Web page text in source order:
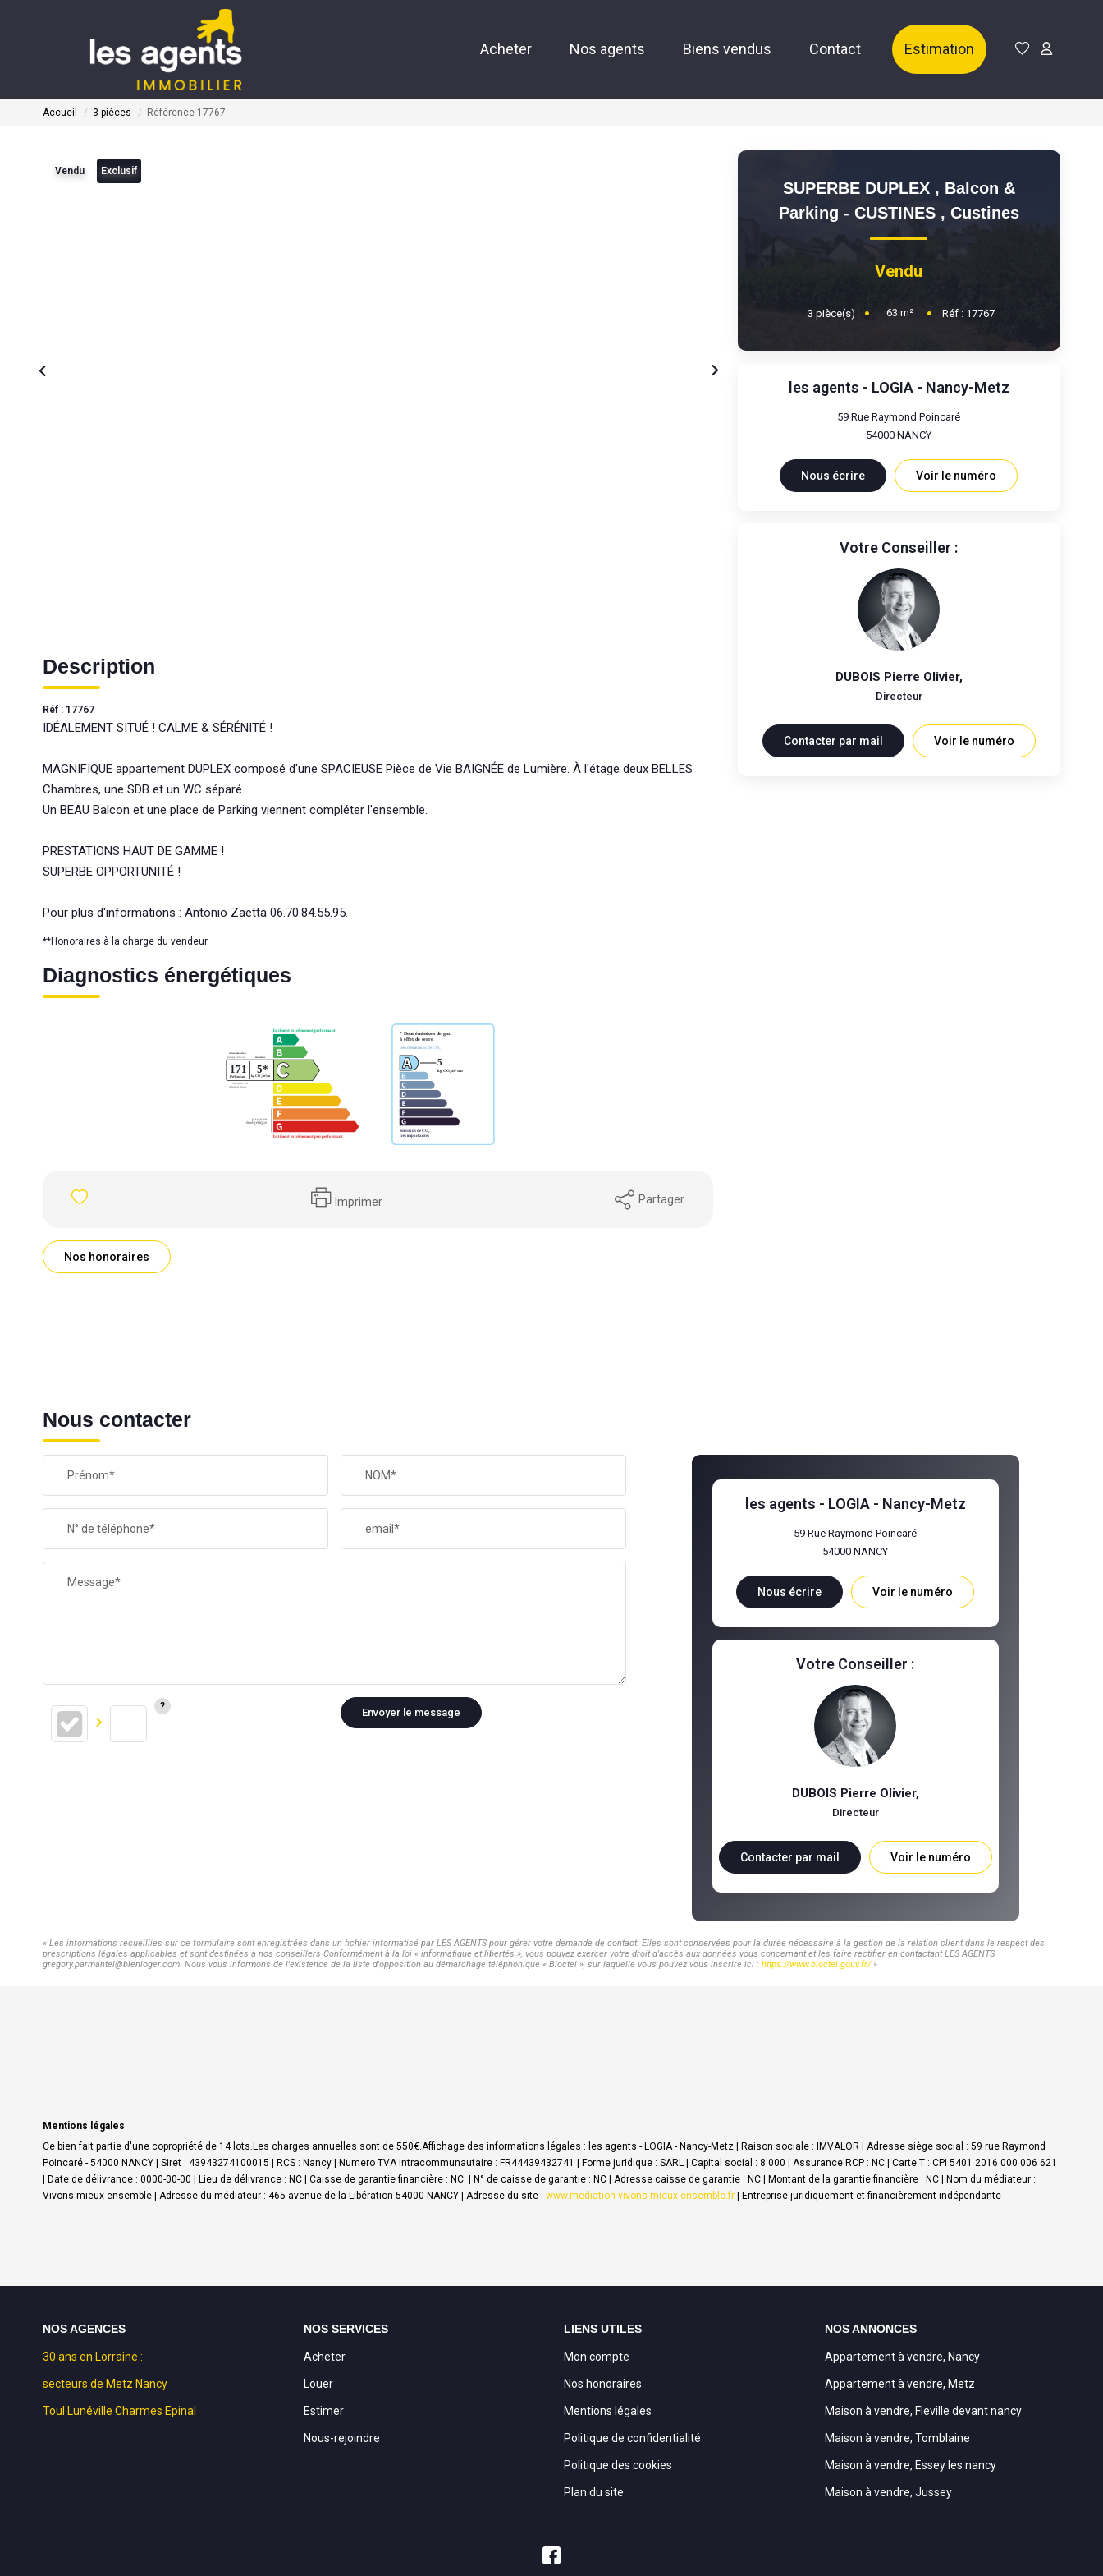
Acheter Nos agents Biens vendus Contact Estimation
Accueil 3 pièces Référence 17767
Vendu Exclusif
Description
Réf : 17767
IDÉALEMENT SITUÉ ! CALME & SÉRÉNITÉ !
MAGNIFIQUE appartement DUPLEX composé d'une SPACIEUSE Pièce de Vie BAIGNÉE de Lumière. À l'étage deux BELLES
Chambres, une SDB et un WC séparé.
Un BEAU Balcon et une place de Parking viennent compléter l'ensemble.
PRESTATIONS HAUT DE GAMME !
SUPERBE OPPORTUNITÉ !
Pour plus d'informations : Antonio Zaetta 06.70.84.55.95.
**Honoraires à la charge du vendeur
Diagnostics énergétiques
Imprimer Partager
Nos honoraires
SUPERBE DUPLEX , Balcon &
Parking - CUSTINES , Custines
Vendu
3pièce(s) 63m² Réf : 17767
les agents - LOGIA - Nancy-Metz
59 Rue Raymond Poincaré
54000NANCY
Nous écrire Voir le numéro
Votre Conseiller :
DUBOIS Pierre Olivier,
Directeur
Contacter par mail Voir le numéro
Nous contacter
Prénom* NOM*
N° de téléphone* email*
Message*
Envoyer le message
les agents - LOGIA - Nancy-Metz
59 Rue Raymond Poincaré
54000NANCY
Nous écrire Voir le numéro
Votre Conseiller :
DUBOIS Pierre Olivier,
Directeur
Contacter par mail Voir le numéro
« Les informations recueillies sur ce formulaire sont enregistrées dans un fichier informatisé par LES AGENTS pour gérer votre demande de contact. Elles sont conservées pour la durée nécessaire à la gestion de la relation client dans le respect des
prescriptions légales applicables et sont destinées à nos conseillers Conformément à la loi « informatique et libertés », vous pouvez exercer votre droit d'accès aux données vous concernant et les faire rectifier en contactant LES AGENTS
gregory.parmantel@bienloger.com. Nous vous informons de l'existence de la liste d'opposition au démarchage téléphonique « Bloctel », sur laquelle vous pouvez vous inscrire ici : https://www.bloctel.gouv.fr/»
Mentions légales
Ce bien fait partie d'une copropriété de 14 lots.Les charges annuelles sont de 550€.Affichage des informations légales : les agents - LOGIA - Nancy-Metz | Raison sociale : IMVALOR | Adresse siège social : 59 rue Raymond
Poincaré - 54000 NANCY | Siret : 43943274100015 | RCS : Nancy | Numero TVA Intracommunautaire : FR44439432741 | Forme juridique : SARL | Capital social : 8 000 | Assurance RCP : NC | Carte T : CPI 5401 2016 000 006 621
| Date de délivrance : 0000-00-00 | Lieu de délivrance : NC | Caisse de garantie financière : NC. | N° de caisse de garantie : NC | Adresse caisse de garantie : NC | Montant de la garantie financière : NC | Nom du médiateur :
Vivons mieux ensemble | Adresse du médiateur : 465 avenue de la Libération 54000 NANCY | Adresse du site : www.mediation-vivons-mieux-ensemble.fr Entreprise juridiquement et financièrement indépendante
NOS AGENCES
30 ans en Lorraine :
secteurs de Metz Nancy
Toul Lunéville Charmes Epinal
NOS SERVICES
Acheter
Louer
Estimer
Nous-rejoindre
LIENS UTILES
Mon compte
Nos honoraires
Mentions légales
Politique de confidentialité
Politique des cookies
Plan du site
NOS ANNONCES
Appartement à vendre, Nancy
Appartement à vendre, Metz
Maison à vendre, Fleville devant nancy
Maison à vendre, Tomblaine
Maison à vendre, Essey les nancy
Maison à vendre, Jussey